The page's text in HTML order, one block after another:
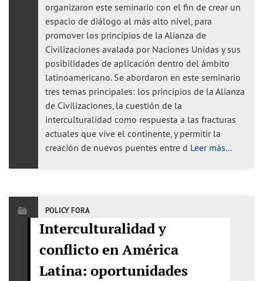
organizaron este seminario con el fin de crear un
espacio de diálogo al más alto nivel, para
promover los principios de la Alianza de
Civilizaciones avalada por Naciones Unidas y sus
posibilidades de aplicación dentro del ámbito
latinoamericano. Se abordaron en este seminario
tres temas principales: los principios de la Alianza
de Civilizaciones, la cuestión de la
interculturalidad como respuesta a las fracturas
actuales que vive el continente, y permitir la
creación de nuevos puentes entre d Leer más...
POLICY FORA
Interculturalidad y
conflicto en América
Latina: oportunidades